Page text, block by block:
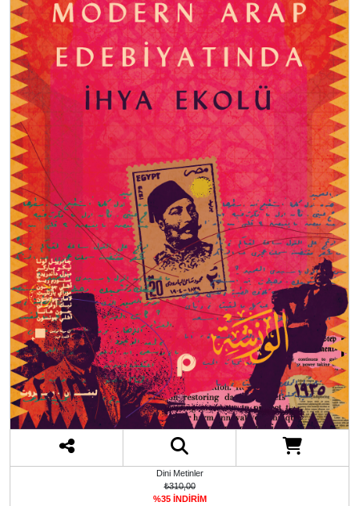
Dini Metinler
₺310,00
%35 İNDİRİM